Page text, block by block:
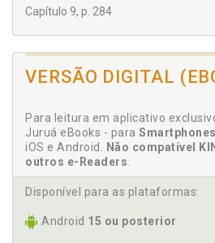
Capítulo 9, p. 284
VERSÃO DIGITAL
Para leitura em aplicativo
Juruá eBooks - para
iOS e Android. Não compatível
outros e-Readers.
Disponível para as plataformas:
Android 15 ou posterior